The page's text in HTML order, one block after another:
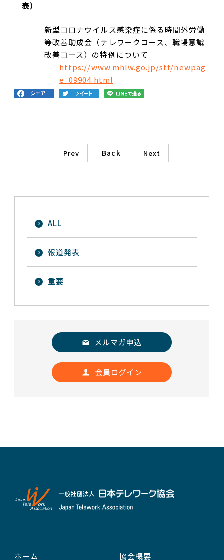
表）
新型コロナウイルス感染症に係る時間外労働
等改善助成金（テレワークコース、職場意識
改善コース）の特例について
https://www.mhlw.go.jp/stf/newpag
e_09904.html
Prev Back Next
ALL
報道発表
重要
ホーム 協会概要